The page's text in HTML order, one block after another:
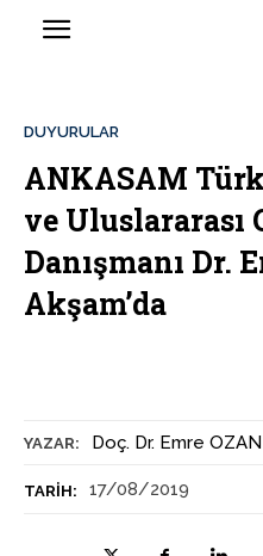
YAZAR: Doç. Dr. Emre OZAN
TARIH: 17/08/2019
DUYURULAR
ANKASAM
ve Uluslararası
Danışmanı Dr.
Akşam’da